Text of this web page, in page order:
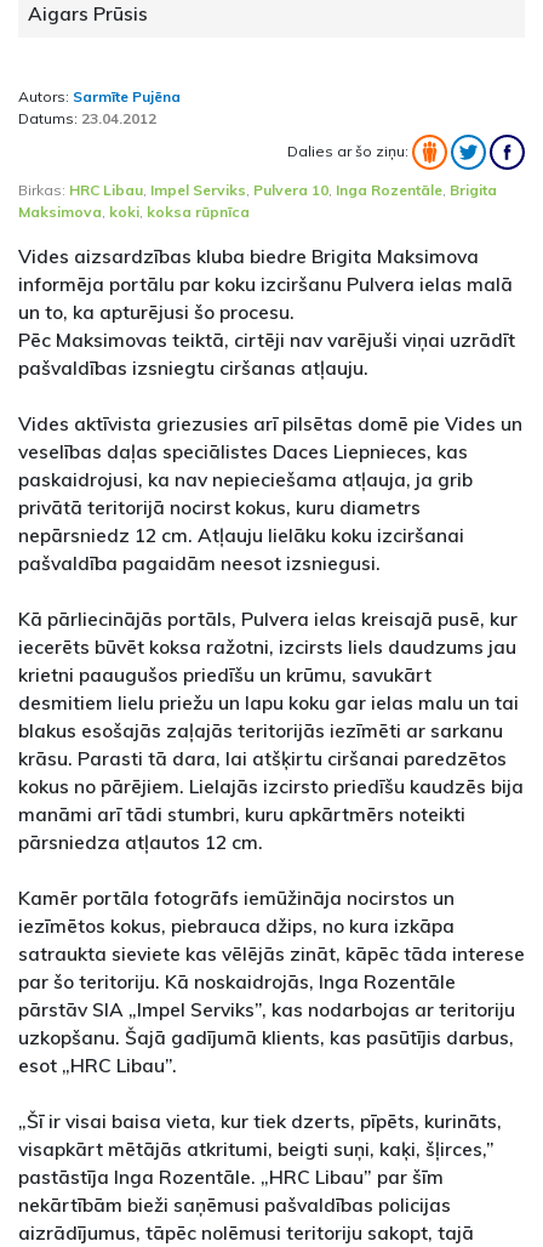
Aigars Prūsis
Autors: Sarmīte Pujēna
Datums: 23.04.2012
Dalies ar šo ziņu:
Birkas: HRC Libau, Impel Serviks, Pulvera 10, Inga Rozentāle, Brigita
Maksimova, koki, koksa rūpnīca
Vides aizsardzības kluba biedre Brigita Maksimova
informēja portālu par koku izciršanu Pulvera ielas malā
un to, ka apturējusi šo procesu.
Pēc Maksimovas teiktā, cirtēji nav varējuši viņai uzrādīt
pašvaldības izsniegtu ciršanas atļauju.
Vides aktīvista griezusies arī pilsētas domē pie Vides un
veselības daļas speciālistes Daces Liepnieces, kas
paskaidrojusi, ka nav nepieciešama atļauja, ja grib
privātā teritorijā nocirst kokus, kuru diametrs
nepārsniedz 12 cm. Atļauju lielāku koku izciršanai
pašvaldība pagaidām neesot izsniegusi.
Kā pārliecinājās portāls, Pulvera ielas kreisajā pusē, kur
iecerēts būvēt koksa ražotni, izcirsts liels daudzums jau
krietni paaugušos priedīšu un krūmu, savukārt
desmitiem lielu priežu un lapu koku gar ielas malu un tai
blakus esošajās zaļajās teritorijās iezīmēti ar sarkanu
krāsu. Parasti tā dara, lai atšķirtu ciršanai paredzētos
kokus no pārējiem. Lielajās izcirsto priedīšu kaudzēs bija
manāmi arī tādi stumbri, kuru apkārtmērs noteikti
pārsniedza atļautos 12 cm.
Kamēr portāla fotogrāfs iemūžināja nocirstos un
iezīmētos kokus, piebrauca džips, no kura izkāpa
satraukta sieviete kas vēlējās zināt, kāpēc tāda interese
par šo teritoriju. Kā noskaidrojās, Inga Rozentāle
pārstāv SIA „Impel Serviks”, kas nodarbojas ar teritoriju
uzkopšanu. Šajā gadījumā klients, kas pasūtījis darbus,
esot „HRC Libau”.
„Šī ir visai baisa vieta, kur tiek dzerts, pīpēts, kurināts,
visapkārt mētājās atkritumi, beigti suņi, kaķi, šļirces,”
pastāstīja Inga Rozentāle. „HRC Libau” par šīm
nekārtībām bieži saņēmusi pašvaldības policijas
aizrādījumus, tāpēc nolēmusi teritoriju sakopt, tajā